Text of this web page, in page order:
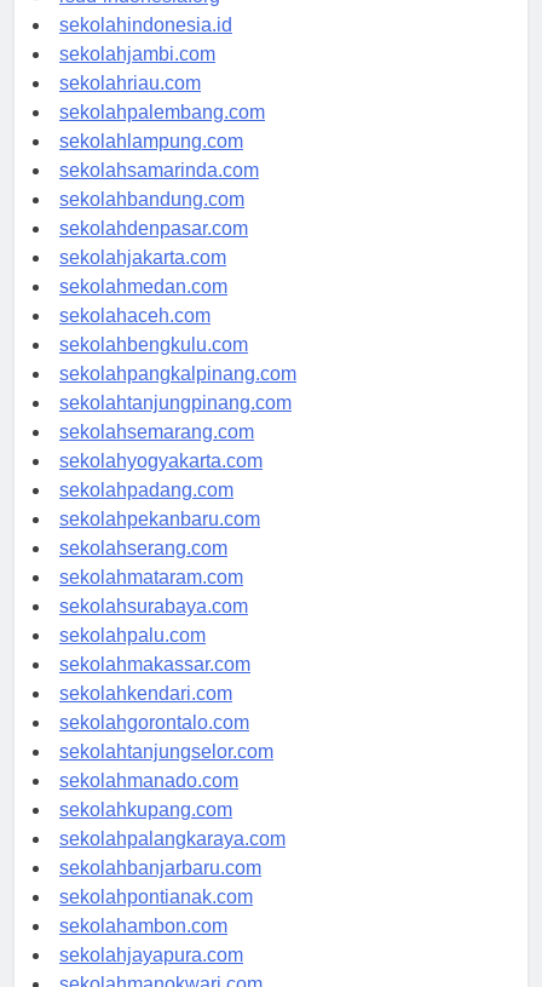
rsud-indonesia.org
sekolahindonesia.id
sekolahjambi.com
sekolahriau.com
sekolahpalembang.com
sekolahlampung.com
sekolahsamarinda.com
sekolahbandung.com
sekolahdenpasar.com
sekolahjakarta.com
sekolahmedan.com
sekolahaceh.com
sekolahbengkulu.com
sekolahpangkalpinang.com
sekolahtanjungpinang.com
sekolahsemarang.com
sekolahyogyakarta.com
sekolahpadang.com
sekolahpekanbaru.com
sekolahserang.com
sekolahmataram.com
sekolahsurabaya.com
sekolahpalu.com
sekolahmakassar.com
sekolahkendari.com
sekolahgorontalo.com
sekolahtanjungselor.com
sekolahmanado.com
sekolahkupang.com
sekolahpalangkaraya.com
sekolahbanjarbaru.com
sekolahpontianak.com
sekolahambon.com
sekolahjayapura.com